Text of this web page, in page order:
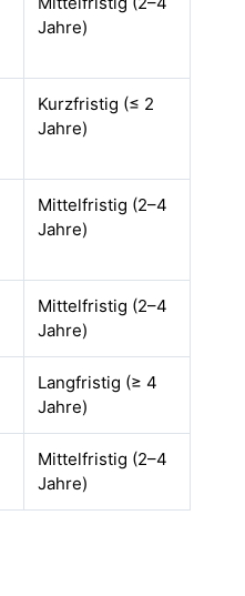
Jahre)
Kurzfristig (≤ 2
Jahre)
Mittelfristig (2–4
Jahre)
Mittelfristig (2–4
Jahre)
Langfristig (≥ 4
Jahre)
Mittelfristig (2–4
Jahre)